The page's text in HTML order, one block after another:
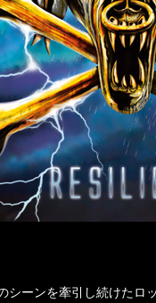
シーンを牽引し続けたロ